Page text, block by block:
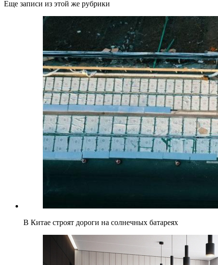
Еще записи из этой же рубрики
В Китае строят дороги на солнечных батареях